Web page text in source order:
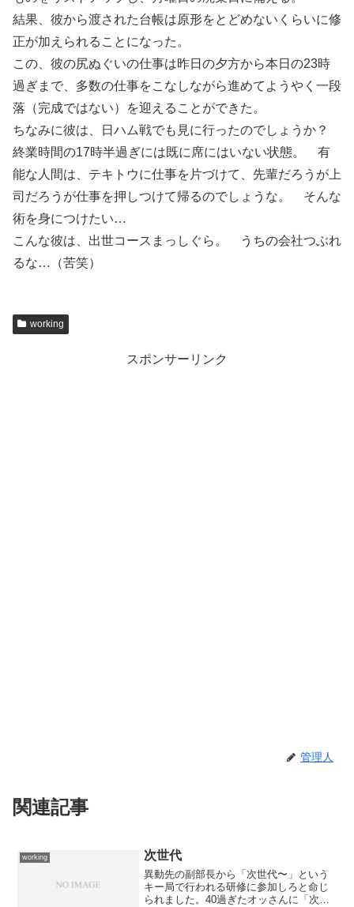
結果、彼から渡された台帳は原形をとどめないくらいに修
正が加えられることになった。
この、彼の尻ぬぐいの仕事は昨日の夕方から本日の23時
過ぎまで、多数の仕事をこなしながら進めてようやく一段
落（完成ではない）を迎えることができた。
ちなみに彼は、日ハム戦でも見に行ったのでしょうか？
終業時間の17時半過ぎには既に席にはいない状態。 有
能な人間は、テキトウに仕事を片づけて、先輩だろうが上
司だろうが仕事を押しつけて帰るのでしょうな。 そんな
術を身につけたい…
こんな彼は、出世コースまっしぐら。 うちの会社つぶれ
るな…（苦笑）
working
スポンサーリンク
管理人
関連記事
working 次世代
異動先の副部長から「次世代〜」という
キー局で行われる研修に参加しろと命じ
られました。40過ぎたオッさんに「次世